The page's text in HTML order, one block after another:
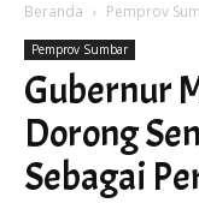
Beranda Pemprov
Pemprov Sumbar
Gubernur
Dorong
Sebagai